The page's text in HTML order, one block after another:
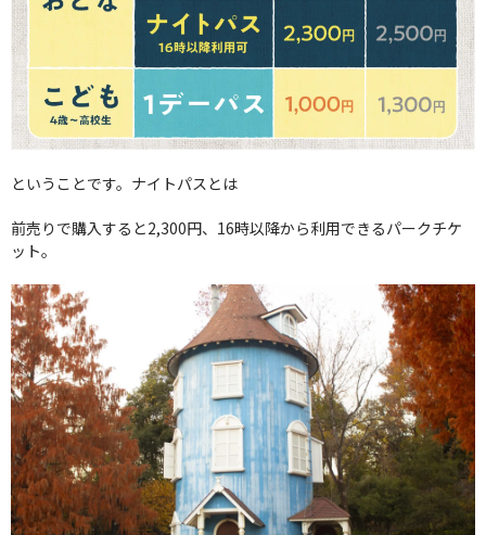
ということです。ナイトパスとは
前売りで購入すると2,300円、16時以降から利用できるパークチケ
ット。